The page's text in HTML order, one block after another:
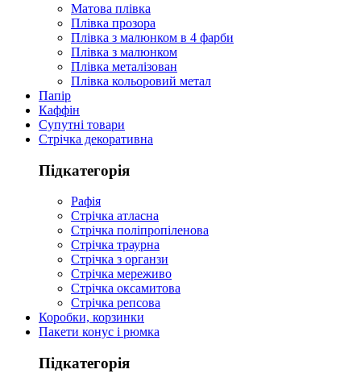
Матова плівка
Плівка прозора
Плівка з малюнком в 4 фарби
Плівка з малюнком
Плівка металізован
Плівка кольоровий метал
Папір
Каффін
Супутні товари
Стрічка декоративна
Підкатегорія
Рафія
Стрічка атласна
Стрічка поліпропіленова
Стрічка траурна
Стрічка з органзи
Стрічка мереживо
Стрічка оксамитова
Стрічка репсова
Коробки, корзинки
Пакети конус і рюмка
Підкатегорія